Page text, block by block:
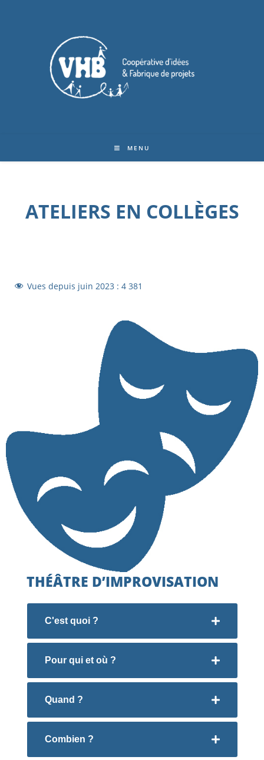
MENU
ATELIERS EN COLLÈGES
Vues depuis juin 2023 : 4 381
THÉÂTRE D’IMPROVISATION
C'est quoi ?
Pour qui et où ?
Quand ?
Combien ?